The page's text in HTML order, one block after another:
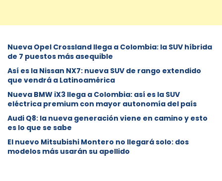
Nueva Opel Crossland llega a Colombia: la SUV híbrida
de 7 puestos más asequible
Así es la Nissan NX7: nueva SUV de rango extendido
que vendrá a Latinoamérica
Nueva BMW iX3 llega a Colombia: así es la SUV
eléctrica premium con mayor autonomía del país
Audi Q8: la nueva generación viene en camino y esto
es lo que se sabe
⁠El nuevo Mitsubishi Montero no llegará solo: dos
modelos más usarán su apellido